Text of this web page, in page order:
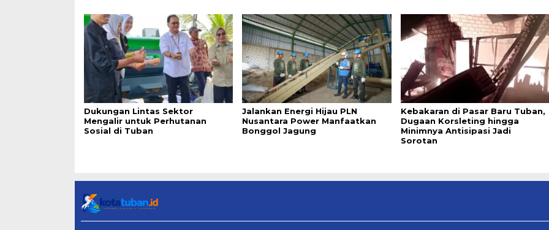
Dukungan Lintas Sektor
Mengalir untuk Perhutanan
Sosial di Tuban
Jalankan Energi Hijau PLN
Nusantara Power Manfaatkan
Bonggol Jagung
Kebakaran di Pasar Baru Tuban,
Dugaan Korsleting hingga
Minimnya Antisipasi Jadi
Sorotan